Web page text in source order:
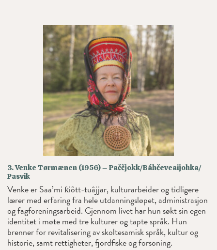
3. Venke Tørmænen (1956) – Paččjokk/Báhčeveaijohka/
Pasvik
Venke er Saa’mi ƙiõtt-tuâjjar, kulturarbeider og tidligere
lærer med erfaring fra hele utdanningsløpet, administrasjon
og fagforeningsarbeid. Gjennom livet har hun søkt sin egen
identitet i møte med tre kulturer og tapte språk. Hun
brenner for revitalisering av skoltesamisk språk, kultur og
historie, samt rettigheter, fjordfiske og forsoning.